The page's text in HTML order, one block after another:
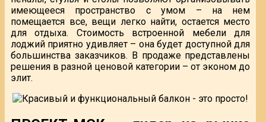
имеющееся пространство с умом – на нем
помещается все, вещи легко найти, остается место
для отдыха. Стоимость встроенной мебели для
лоджий приятно удивляет – она будет доступной для
большинства заказчиков. В продаже представлены
решения в разной ценовой категории – от эконом до
элит.